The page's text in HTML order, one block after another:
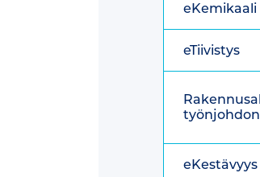
eKemikaali
eTiivistys
eKestävyys